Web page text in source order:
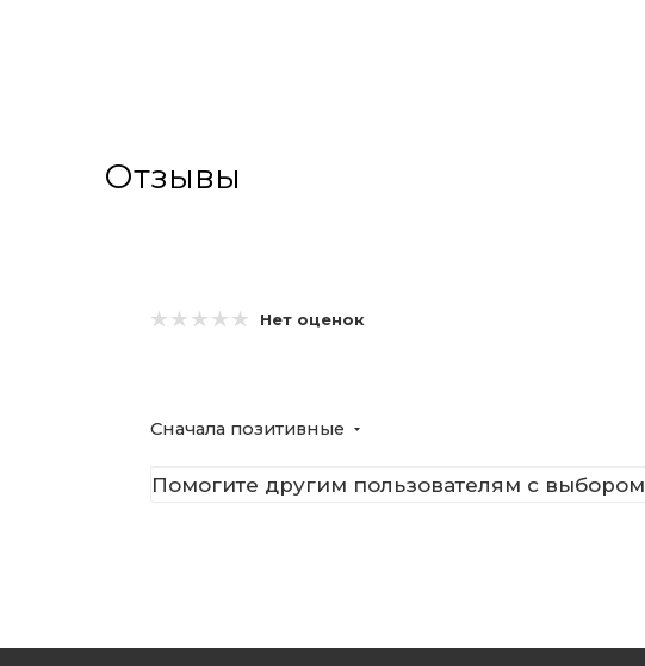
Отзывы
Нет оценок
Сначала позитивные
Помогите другим пользователям с